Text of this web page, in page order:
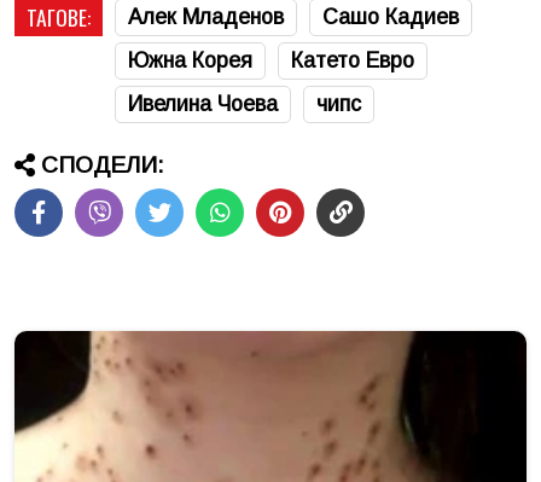
ТАГОВЕ: Алек Младенов
Сашо Кадиев
Южна Корея
Катето Евро
Ивелина Чоева
чипс
СПОДЕЛИ: